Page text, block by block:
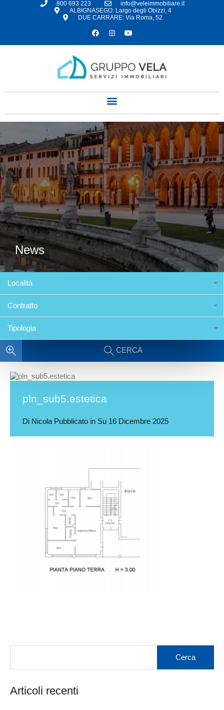
800 693 223
info@veleimmobiliare.it
ALBIGNASEGO: Largo degli Obizzi, 4
DUE CARRARE: Via Roma, 52
News
Località
Contratto
Tipologia
CERCA
pln_sub5.estetica
Di Nicola Pubblicato in Su 16 Dicembre 2025
Articoli recenti